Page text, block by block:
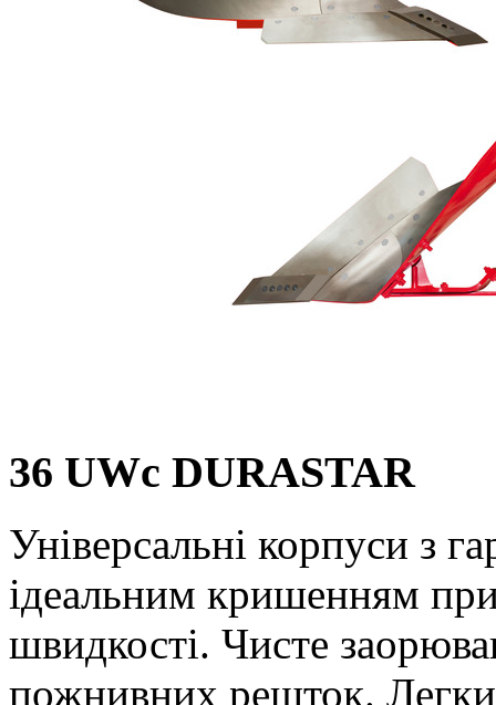
36 UWc DURASTAR
Універсальні корпуси з
ідеальним кришенням
швидкості. Чисте
пожнивних решток.